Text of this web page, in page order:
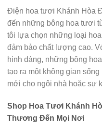
Điện hoa tươi Khánh Hòa
đến những bông hoa tươi
tôi lựa chọn những loại
đảm bảo chất lượng cao.
hình dáng, những bông
tạo ra một không gian
mới cho ngôi nhà hoặc sự
Shop Hoa Tươi Khánh
Thương Đến Mọi Nơi